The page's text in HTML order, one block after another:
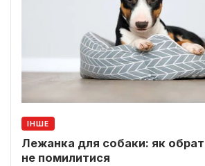
ІНШЕ
Лежанка для собаки: як
не помилитися